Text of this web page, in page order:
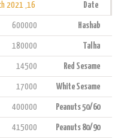
Date
16, March 2021
Hashab
600000
Talha
180000
Red Sesame
14500
White Sesame
17000
Peanuts 50/60
400000
Peanuts 80/90
415000